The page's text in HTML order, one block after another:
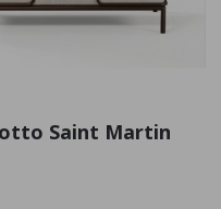
Saint Martin